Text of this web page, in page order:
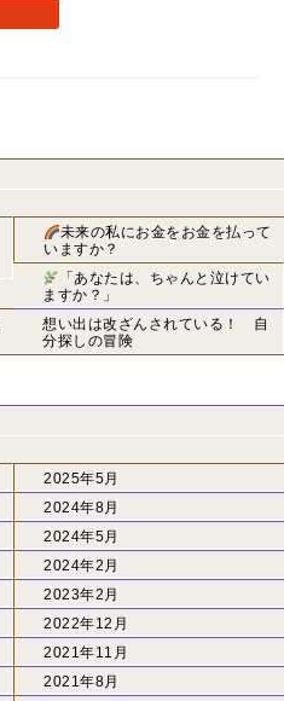
未来の私にお金をお金を払って
いますか？
「あなたは、ちゃんと泣けてい
ますか？」
想い出は改ざんされている！ 自
分探しの冒険
2025年5月
2024年8月
2024年5月
2024年2月
2023年2月
2022年12月
2021年11月
2021年8月